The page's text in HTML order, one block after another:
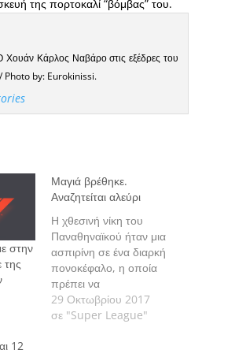
της πορτοκαλί “βόμβας” του.
Χουάν Κάρλος Ναβάρο στις εξέδρες του
Photo by: Eurokinissi.
στην
της
Μαγιά βρέθηκε.
Αναζητείται αλεύρι
Η χθεσινή νίκη του
Παναθηναϊκού ήταν μια
ασπιρίνη σε ένα διαρκή
πονοκέφαλο, η οποία
πρέπει να
χρησιμοποιηθεί
κατάλληλα για την
29 Οκτωβρίου 2017
σε "Super League"
12